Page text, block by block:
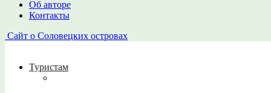
Об авторе
Контакты
Сайт о Соловецких островах
Туристам